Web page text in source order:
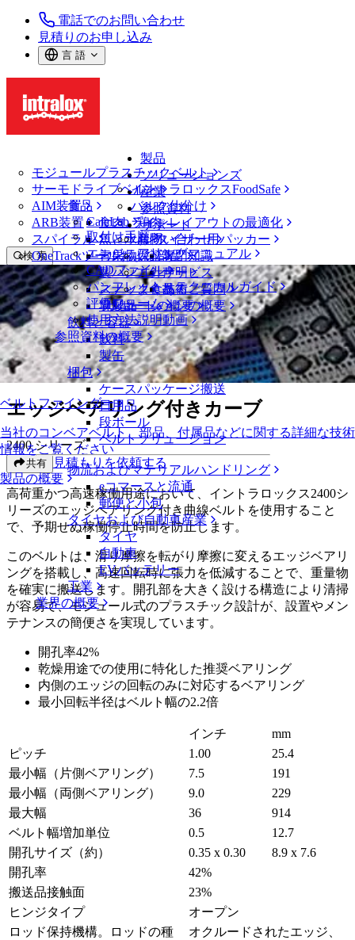
電話でのお問い合わせ
見積りのお申し込み
言 語
製品
モジュールプラスチックベルト
サーモドライブベルト
AIM装置
ARB装置
スパイラル
OneTrackツールおよび部品
ベルトファインダー
当社のコンベアベルト、部品、付属品などに関する詳細な技術
情報をご覧ください
製品の概要
ソリューションズ
イントラロックスFoodSafe
バルク仕分け
ラインレイアウトの最適化
パレタイザー用パッカー
専門知識
サービス
技術
ソリューションの概要
産業
食品
食肉、鶏肉
魚と水産物
青果物
製パン
スナック食品
乳製品
飲料と容器
飲料
製缶
梱包
ケースパッケージ搬送
日用品
段ボール
ベルトソリューション
物流およびマテリアルハンドリング
eコマースと流通
郵便と小包
タイヤおよび自動車産業
タイヤ
自動車
EVバッテリー
工業
業界の概要
参照資料
CalcLab
取付け手順
エンジニアリングマニュアル
CADファイル
パンフレット・テクニカルガイド
評価フォーム
使用方法説明動画
参照資料の概要
サポート
お問い合わせ
保証
方針声明
よくあるご質問
サポートの概要
検 索
メニューを開く
ベルトファインダー
ベルトファインダー
モジュールプラスチックベルト
2400 シリーズ
エッジベアリング付きカーブ
エッジベアリング付きカーブ
2400 シリーズ
共有 見積もりを依頼する
高荷重かつ高速稼働用途において、イントラロックス2400シ
リーズのエッジベアリング付き曲線ベルトを使用すること
で、予期せぬ稼働停止時間を防止します。
このベルトは、滑り摩擦を転がり摩擦に変えるエッジベアリ
ングを搭載し、高速回転時に張力を低減することで、重量物
を確実に搬送します。開孔部を大きく設ける構造により清掃
が容易で、モジュール式のプラスチック設計が、設置やメン
テナンスの簡便さを実現しています。
開孔率42%
乾燥用途での使用に特化した推奨ベアリング
内側のエッジの回転のみに対応するベアリング
最小回転半径はベルト幅の2.2倍
インチ
mm
ピッチ
1.00
25.4
最小幅（片側ベアリング）
7.5
191
最小幅（両側ベアリング）
9.0
229
最大幅
36
914
ベルト幅増加単位
0.5
12.7
開孔サイズ（約）
0.35 x 0.30
8.9 x 7.6
開孔率
42%
搬送品接触面
23%
ヒンジタイプ
オープン
ロッド保持機構。ロッドの種
オクルードされたエッジ、